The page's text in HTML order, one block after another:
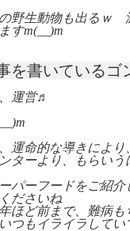
野生動物も出るｗ
すm(__)m
を書いているゴ
運営♬
運命的な導きによ
ターより、もらい
パーフードをご紹
ださいね
ほど前まで、難病
つもイライラして